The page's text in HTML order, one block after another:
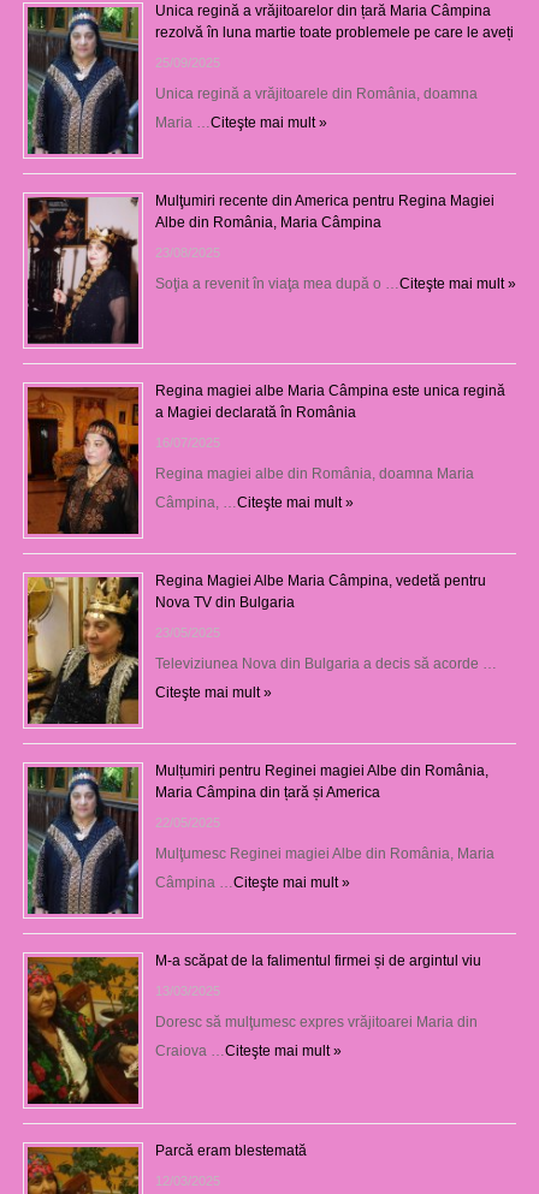
Unica regină a vrăjitoarelor din țară Maria Câmpina
rezolvă în luna martie toate problemele pe care le aveți
25/09/2025
Unica regină a vrăjitoarele din România, doamna
Maria … Citeşte mai mult »
Mulţumiri recente din America pentru Regina Magiei
Albe din România, Maria Câmpina
23/08/2025
Soţia a revenit în viaţa mea după o … Citeşte mai mult »
Regina magiei albe Maria Câmpina este unica regină
a Magiei declarată în România
16/07/2025
Regina magiei albe din România, doamna Maria
Câmpina, … Citeşte mai mult »
Regina Magiei Albe Maria Câmpina, vedetă pentru
Nova TV din Bulgaria
23/05/2025
Televiziunea Nova din Bulgaria a decis să acorde …
Citeşte mai mult »
Mulțumiri pentru Reginei magiei Albe din România,
Maria Câmpina din țară și America
22/05/2025
Mulţumesc Reginei magiei Albe din România, Maria
Câmpina … Citeşte mai mult »
M-a scăpat de la falimentul firmei și de argintul viu
13/03/2025
Doresc să mulţumesc expres vrăjitoarei Maria din
Craiova … Citeşte mai mult »
Parcă eram blestemată
12/03/2025